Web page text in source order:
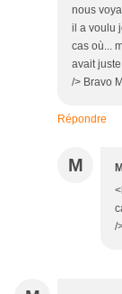
nous
il a voulu
cas où...
avait
/> Bravo
Répondre
M
/